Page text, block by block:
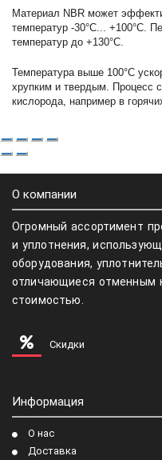
Материал NBR может
температур -30°С... +100°С.
температур до +130°С.
Температура выше 100°С
хрупким и твердым. Процесс
кислорода, например в
О компании
Огромный ассортимент
и уплотнения,
оборудования,
отличающиеся отменным
стоимостью.
Скидки
Информация
О нас
Доставка